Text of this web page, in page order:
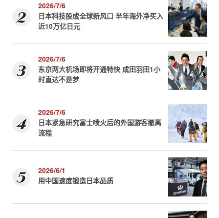
2026/7/6
日本科技股成全球新风口 半年海外净买入
近10万亿日元
2026/7/6
东京两大机场即将开通特快 成田羽田1小
时直达不是梦
2026/7/6
日本紧急研究富士喷火后的外国游客撤离
流程
2026/6/1
用中国速度锻造日本品质